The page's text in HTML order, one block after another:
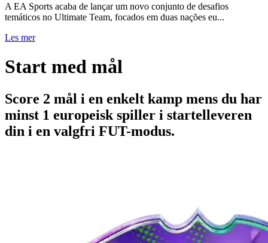
A EA Sports acaba de lançar um novo conjunto de desafios
temáticos no Ultimate Team, focados em duas nações eu...
Les mer
Start med mål
Score 2 mål i en enkelt kamp mens du har
minst 1 europeisk spiller i startelleveren
din i en valgfri FUT-modus.